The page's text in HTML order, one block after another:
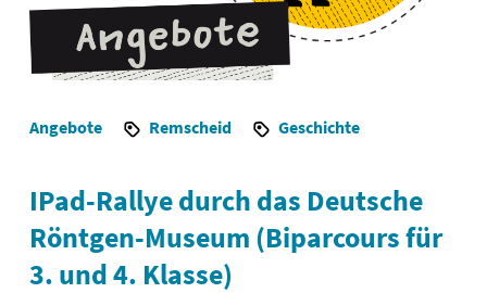
Angebote Remscheid Geschichte
IPad-Rallye durch das Deutsche
Röntgen-Museum (Biparcours für
3. und 4. Klasse)